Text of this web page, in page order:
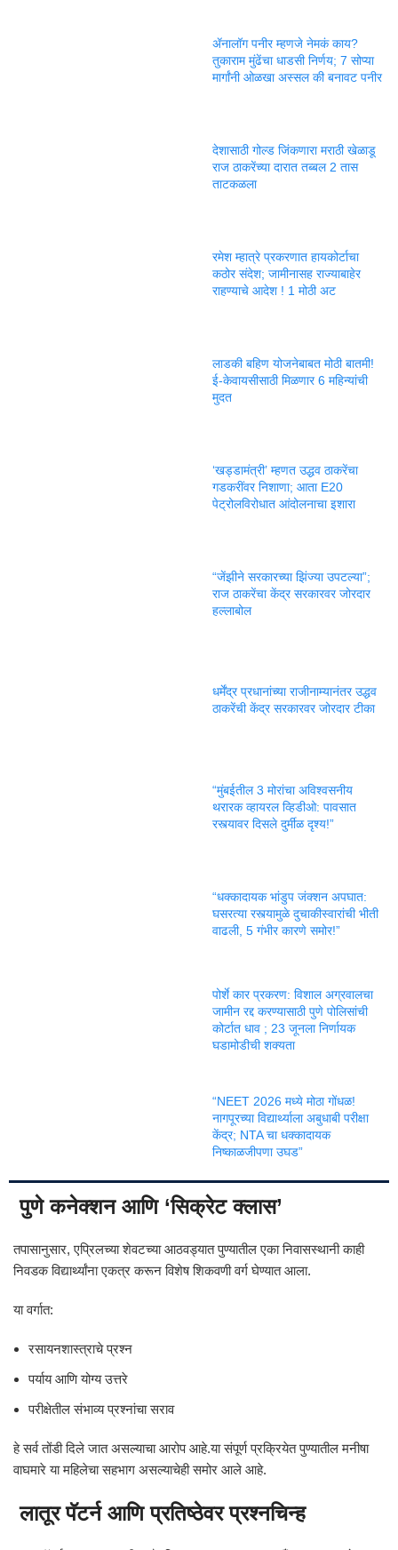
ॲनालॉग पनीर म्हणजे नेमकं काय?
तुकाराम मुंढेंचा धाडसी निर्णय; 7 सोप्या
मार्गांनी ओळखा अस्सल की बनावट पनीर
देशासाठी गोल्ड जिंकणारा मराठी खेळाडू
राज ठाकरेंच्या दारात तब्बल 2 तास
ताटकळला
रमेश म्हात्रे प्रकरणात हायकोर्टाचा
कठोर संदेश; जामीनासह राज्याबाहेर
राहण्याचे आदेश ! 1 मोठी अट
लाडकी बहिण योजनेबाबत मोठी बातमी!
ई-केवायसीसाठी मिळणार 6 महिन्यांची
मुदत
‘खड्डामंत्री’ म्हणत उद्धव ठाकरेंचा
गडकरींवर निशाणा; आता E20
पेट्रोलविरोधात आंदोलनाचा इशारा
“जेंझीने सरकारच्या झिंज्या उपटल्या”;
राज ठाकरेंचा केंद्र सरकारवर जोरदार
हल्लाबोल
धर्मेंद्र प्रधानांच्या राजीनाम्यानंतर उद्धव
ठाकरेंची केंद्र सरकारवर जोरदार टीका
“मुंबईतील 3 मोरांचा अविश्वसनीय
थरारक व्हायरल व्हिडीओ: पावसात
रस्त्यावर दिसले दुर्मीळ दृश्य!”
“धक्कादायक भांडुप जंक्शन अपघात:
घसरत्या रस्त्यामुळे दुचाकीस्वारांची भीती
वाढली, 5 गंभीर कारणे समोर!”
पोर्शे कार प्रकरण: विशाल अग्रवालचा
जामीन रद्द करण्यासाठी पुणे पोलिसांची
कोर्टात धाव ; 23 जूनला निर्णायक
घडामोडीची शक्यता
“NEET 2026 मध्ये मोठा गोंधळ!
नागपूरच्या विद्यार्थ्याला अबुधाबी परीक्षा
केंद्र; NTA चा धक्कादायक
निष्काळजीपणा उघड”
पुणे कनेक्शन आणि ‘सिक्रेट क्लास’
तपासानुसार, एप्रिलच्या शेवटच्या आठवड्यात पुण्यातील एका निवासस्थानी काही
निवडक विद्यार्थ्यांना एकत्र करून विशेष शिकवणी वर्ग घेण्यात आला.
या वर्गात:
रसायनशास्त्राचे प्रश्न
पर्याय आणि योग्य उत्तरे
परीक्षेतील संभाव्य प्रश्नांचा सराव
हे सर्व तोंडी दिले जात असल्याचा आरोप आहे.या संपूर्ण प्रक्रियेत पुण्यातील मनीषा
वाघमारे या महिलेचा सहभाग असल्याचेही समोर आले आहे.
लातूर पॅटर्न आणि प्रतिष्ठेवर प्रश्नचिन्ह